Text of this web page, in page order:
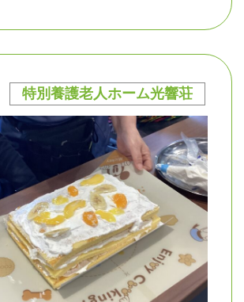
特別養護老人ホーム光響荘